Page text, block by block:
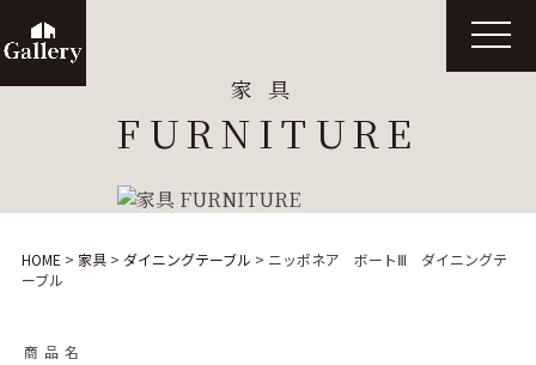
家具
FURNITURE
t
o
g
i
HOME > 家具> ダイニングテーブル > ニッポネア ボートⅢ ダイニングテ
ーブル
商品名